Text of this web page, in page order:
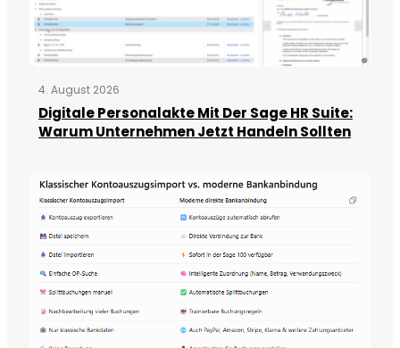
4. August 2026
Digitale Personalakte Mit Der Sage HR Suite:
Warum Unternehmen Jetzt Handeln Sollten